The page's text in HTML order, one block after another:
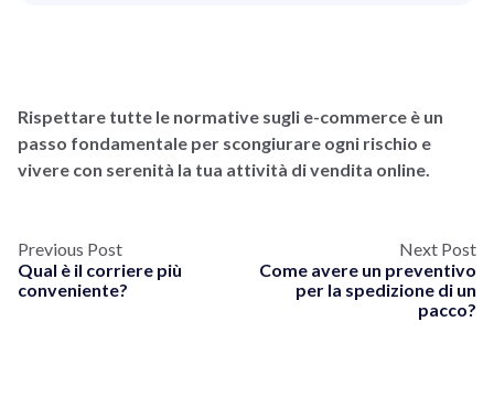
Rispettare tutte le normative sugli e-commerce è un
passo fondamentale per scongiurare ogni rischio e
vivere con serenità la tua attività di vendita online.
Previous Post
Qual è il corriere più
conveniente?
Next Post
Come avere un preventivo
per la spedizione di un
pacco?